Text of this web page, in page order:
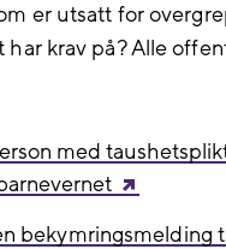
er utsatt for
krav på? Alle
med
bekymringsmelding